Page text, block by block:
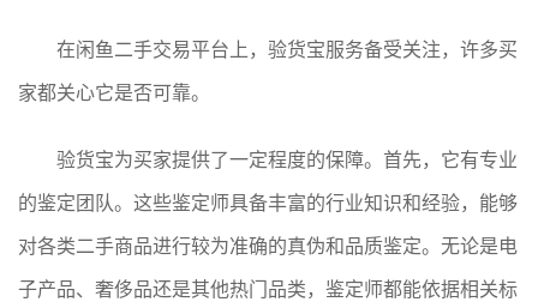
在闲鱼二手交易平台上，验货宝服务备受关注，许多买
家都关心它是否可靠。
验货宝为买家提供了一定程度的保障。首先，它有专业
的鉴定团队。这些鉴定师具备丰富的行业知识和经验，能够
对各类二手商品进行较为准确的真伪和品质鉴定。无论是电
子产品、奢侈品还是其他热门品类，鉴定师都能依据相关标